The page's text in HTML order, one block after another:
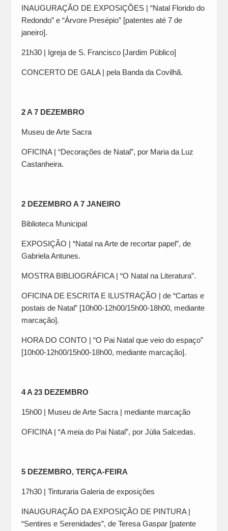
INAUGURAÇÃO DE EXPOSIÇÕES | “Natal Florido do
Redondo” e “Árvore Presépio” [patentes até 7 de
janeiro].
21h30 | Igreja de S. Francisco [Jardim Público]
CONCERTO DE GALA | pela Banda da Covilhã.
2 A 7 DEZEMBRO
Museu de Arte Sacra
OFICINA | “Decorações de Natal”, por Maria da Luz
Castanheira.
2 DEZEMBRO A 7 JANEIRO
Biblioteca Municipal
EXPOSIÇÃO | “Natal na Arte de recortar papel”, de
Gabriela Antunes.
MOSTRA BIBLIOGRÁFICA | “O Natal na Literatura”.
OFICINA DE ESCRITA E ILUSTRAÇÃO | de “Cartas e
postais de Natal” [10h00-12h00/15h00-18h00, mediante
marcação].
HORA DO CONTO | “O Pai Natal que veio do espaço”
[10h00-12h00/15h00-18h00, mediante marcação].
4 A 23 DEZEMBRO
15h00 | Museu de Arte Sacra | mediante marcação
OFICINA | “A meia do Pai Natal”, por Júlia Salcedas.
5 DEZEMBRO, TERÇA-FEIRA
17h30 | Tinturaria Galeria de exposições
INAUGURAÇÃO DA EXPOSIÇÃO DE PINTURA |
“Sentires e Serenidades”, de Teresa Gaspar [patente